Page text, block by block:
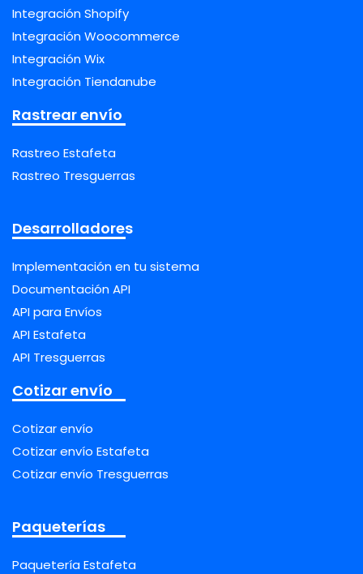
Integración Shopify
Integración Woocommerce
Integración Wix
Integración Tiendanube
Rastrear envío
Rastreo Estafeta
Rastreo Tresguerras
Desarrolladores
Implementación en tu sistema
Documentación API
API para Envíos
API Estafeta
API Tresguerras
Cotizar envío
Cotizar envío
Cotizar envío Estafeta
Cotizar envío Tresguerras
Paqueterías
Paquetería Estafeta